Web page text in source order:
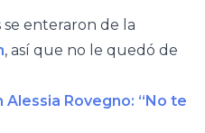
enteraron de la
, así que no le quedó de
Rovegno: “No te